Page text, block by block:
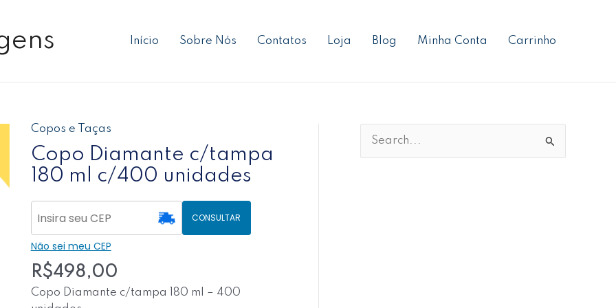
Início Sobre Nós Contatos Loja Blog Minha Conta Carrinho
Copos e Taças
Copo Diamante c/tampa
180 ml c/400 unidades
CONSULTAR
Não sei meu CEP
R$498,00
Copo Diamante c/tampa 180 ml – 400
Copo
Diamante
c/tampa
180
c/400
quantidade